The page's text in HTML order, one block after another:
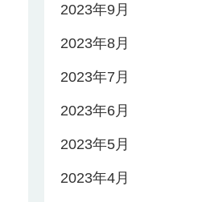
2023年9月
2023年8月
2023年7月
2023年6月
2023年5月
2023年4月